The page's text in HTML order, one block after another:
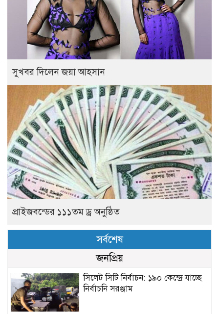
সুখবর দিলেন জয়া আহসান
প্রাইজবন্ডের ১১১তম ড্র অনুষ্ঠিত
সর্বশেষ
জনপ্রিয়
সিলেট সিটি নির্বাচন: ১৯০ কেন্দ্রে যাচ্ছে
নির্বাচনি সরঞ্জাম